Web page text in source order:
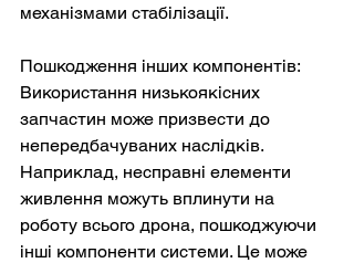
механізмами стабілізації.
Пошкодження інших компонентів:
Використання низькоякісних
запчастин може призвести до
непередбачуваних наслідків.
Наприклад, несправні елементи
живлення можуть вплинути на
роботу всього дрона, пошкоджуючи
інші компоненти системи. Це може